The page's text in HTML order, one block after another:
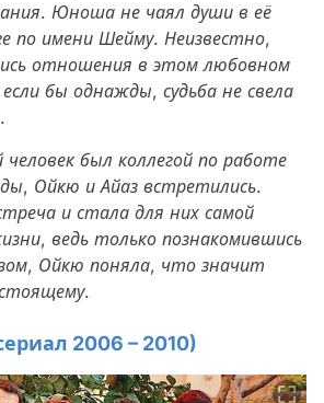
Юноша не чаял души в её
по имени Шейму. Неизвестно,
отношения в этом любовном
бы однажды, судьба не свела
был коллегой по работе
Ойкю и Айаз встретились.
и стала для них самой
ведь только познакомившись
Ойкю поняла, что значит
2006 – 2010)